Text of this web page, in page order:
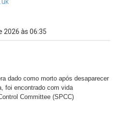
2026 às 06:35
dado como morto após desaparecer
foi encontrado com vida
Committee (SPCC)